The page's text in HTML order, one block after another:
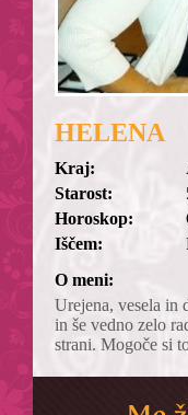
HELENA
Kraj:
Starost:
Horoskop:
Iščem:
O meni:
Urejena, vesela in
in še vedno zelo
strani. Mogoče si